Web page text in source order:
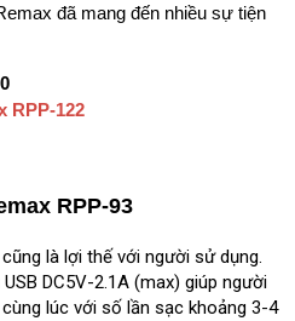
đã mang đến nhiều sự tiện
RPP-122
RPP-93
là lợi thế với người sử dụng.
DC5V-2.1A (max) giúp người
lúc với số lần sạc khoảng 3-4